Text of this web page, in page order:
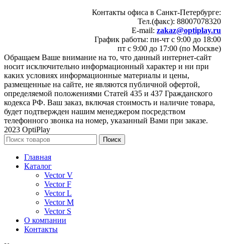
Контакты офиса в Санкт-Петербурге:
Тел.(факс): 88007078320
E-mail: zakaz@optiplay.ru
График работы: пн-чт с 9:00 до 18:00
пт с 9:00 до 17:00 (по Москве)
Обращаем Ваше внимание на то, что данный интернет-сайт
носит исключительно информационный характер и ни при
каких условиях информационные материалы и цены,
размещенные на сайте, не являются публичной офертой,
определяемой положениями Статей 435 и 437 Гражданского
кодекса РФ. Ваш заказ, включая стоимость и наличие товара,
будет подтвержден нашим менеджером посредством
телефонного звонка на номер, указанный Вами при заказе.
2023 OptiPlay
Поиск
Главная
Каталог
Vector V
Vector F
Vector L
Vector M
Vector S
О компании
Контакты